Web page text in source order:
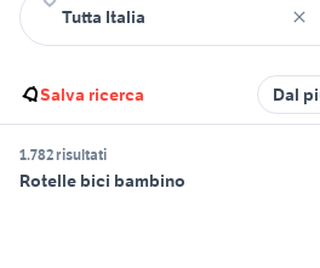
Salva ricerca Dal
1.782 risultati
Rotelle bici bambino